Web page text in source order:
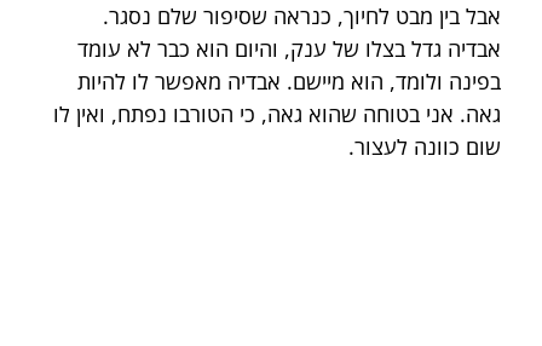
אבל בין מבט לחיוך, כנראה שסיפור שלם נסגר.
אבדיה גדל בצלו של ענק, והיום הוא כבר לא עומד
בפינה ולומד, הוא מיישם. אבדיה מאפשר לו להיות
גאה. אני בטוחה שהוא גאה, כי הטורבו נפתח, ואין לו
שום כוונה לעצור.